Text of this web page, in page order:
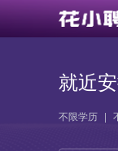
就近
不限学历 |